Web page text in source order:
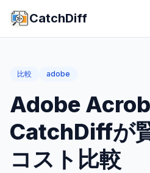
CatchDiff
比較 adobe
Adobe
CatchDiffが
コスト比較